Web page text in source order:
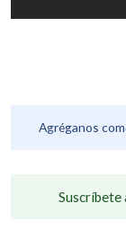
Agréganos
Suscríbete